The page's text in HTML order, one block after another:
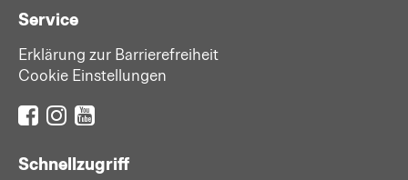
Service
Erklärung zur Barrierefreiheit
Cookie Einstellungen
Schnellzugriff